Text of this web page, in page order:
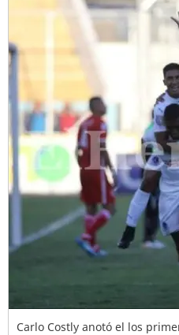
Carlo Costly anotó el los